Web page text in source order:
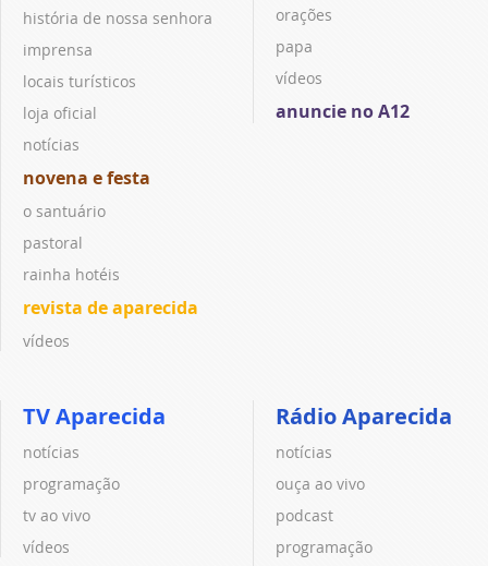
história de nossa senhora
imprensa
locais turísticos
loja oficial
notícias
novena e festa
o santuário
pastoral
rainha hotéis
revista de aparecida
vídeos
orações
papa
vídeos
anuncie no A12
TV Aparecida
notícias
programação
tv ao vivo
vídeos
Rádio Aparecida
notícias
ouça ao vivo
podcast
programação